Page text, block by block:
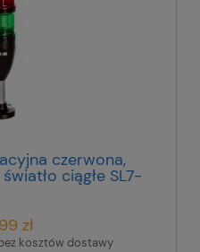
czerwona,
ciągłe SL7-
171424
zł
kosztów dostawy